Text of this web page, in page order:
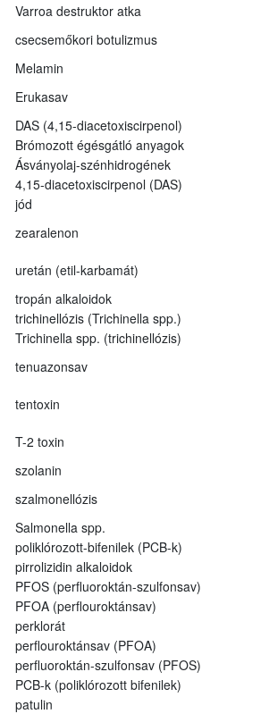
Varroa destruktor atka
csecsemőkori botulizmus
Melamin
Erukasav
DAS (4,15-diacetoxiscirpenol)
Brómozott égésgátló anyagok
Ásványolaj-szénhidrogének
4,15-diacetoxiscirpenol (DAS)
jód
zearalenon
uretán (etil-karbamát)
tropán alkaloidok
trichinellózis (Trichinella spp.)
Trichinella spp. (trichinellózis)
tenuazonsav
tentoxin
T-2 toxin
szolanin
szalmonellózis
Salmonella spp.
poliklórozott-bifenilek (PCB-k)
pirrolizidin alkaloidok
PFOS (perfluoroktán-szulfonsav)
PFOA (perflouroktánsav)
perklorát
perflouroktánsav (PFOA)
perfluoroktán-szulfonsav (PFOS)
PCB-k (poliklórozott bifenilek)
patulin